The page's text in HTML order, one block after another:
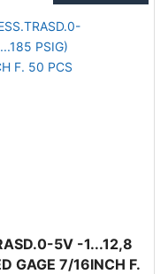
5V -1...12,8
GAGE 7/16INCH F.